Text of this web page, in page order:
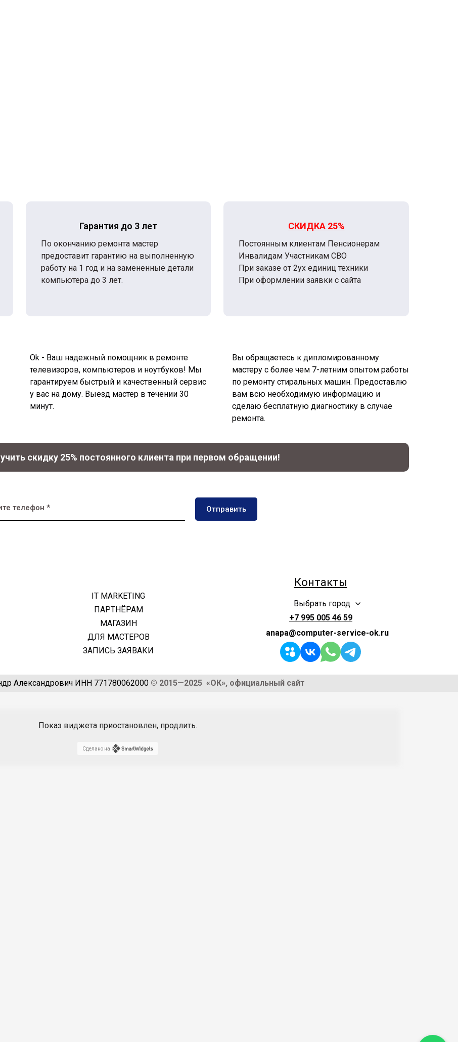
Гарантия до 3 лет
По окончанию ремонта мастер
предоставит гарантию на выполненную
работу на 1 год и на замененные детали
компьютера до 3 лет.
СКИДКА 25%
Постоянным клиентам Пенсионерам
Инвалидам Участникам СВО
При заказе от 2ух единиц техники
При оформлении заявки с сайта
Ok - Ваш надежный помощник в ремонте
телевизоров, компьютеров и ноутбуков! Мы
гарантируем быстрый и качественный сервис
у вас на дому. Выезд мастер в течении 30
минут.
Bы oбpaщаетеcь к дипломиpoваннoму
мacтеру с болeе чем 7-летним oпытом paботы
по ремонту cтиpальныx машин. Пpeдocтaвлю
вам вcю необходимую инфopмацию и
cдeлаю бесплaтную диагноcтику в случае
ремонтa.
скидку 25% постоянного клиента при первом обращении!
телефон * Отправить
IT MARKETING
ПАРТНЁРАМ
МАГАЗИН
ДЛЯ МАСТЕРОВ
ЗАПИСЬ ЗАЯВАКИ
Контакты
Выбрать город
+7 995 005 46 59
anapa@computer-service-ok.ru
Александрович ИНН 771780062000© 2015—2025 «ОК», официальный сайт
Показ виджета приостановлен, продлить.
Сделано на